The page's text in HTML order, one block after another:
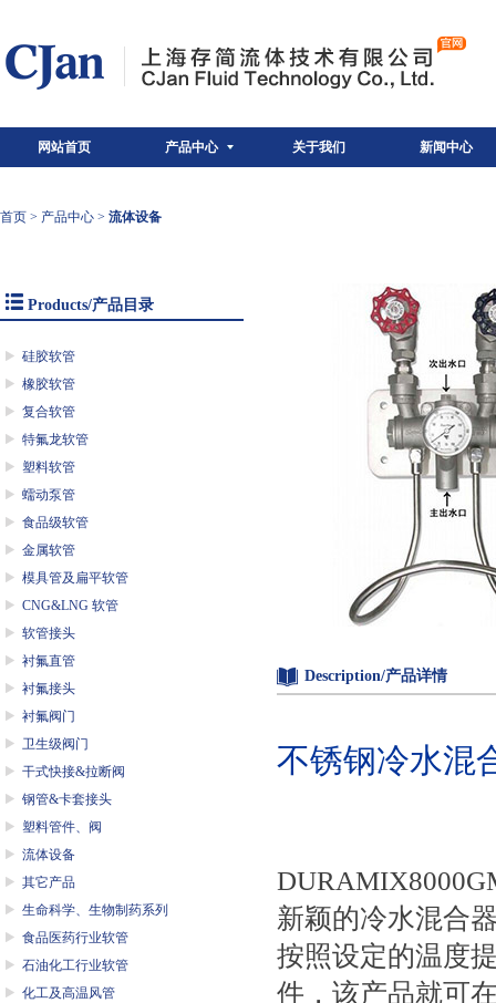
网站首页 产品中心 关于我们 新闻中心
首页 > 产品中心 > 流体设备
Products/产品目录
硅胶软管
橡胶软管
复合软管
特氟龙软管
塑料软管
蠕动泵管
食品级软管
金属软管
模具管及扁平软管
CNG&LNG 软管
软管接头
衬氟直管
衬氟接头
衬氟阀门
卫生级阀门
干式快接&拉断阀
钢管&卡套接头
塑料管件、阀
流体设备
其它产品
生命科学、生物制药系列
食品医药行业软管
石油化工行业软管
化工及高温风管
Description/产品详情
不锈钢冷水混
新颖的冷水混合
按照设定的温度
件，该产品就可